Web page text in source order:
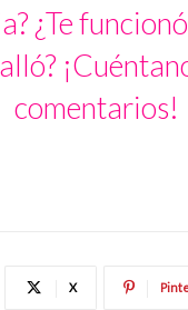
¿Te
comentarios!
X